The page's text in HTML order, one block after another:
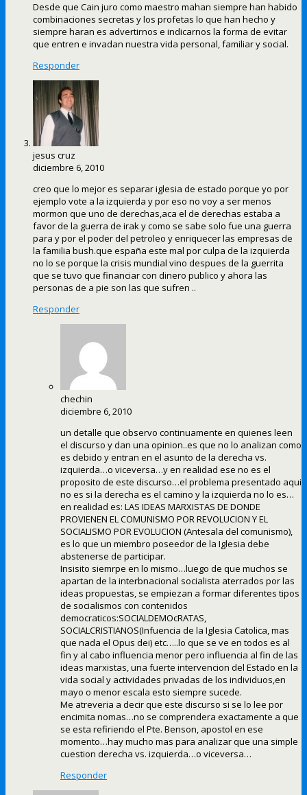
Desde que Cain juro como maestro mahan siempre han habido
combinaciones secretas y los profetas lo que han hecho y
siempre haran es advertirnos e indicarnos la forma de evitar
que entren e invadan nuestra vida personal, familiar y social.
Responder
jesus cruz
diciembre 6, 2010
creo que lo mejor es separar iglesia de estado porque yo por
ejemplo vote a la izquierda y por eso no voy a ser menos
mormon que uno de derechas,aca el de derechas estaba a
favor de la guerra de irak y como se sabe solo fue una guerra
para y por el poder del petroleo y enriquecer las empresas de
la familia bush.que españa este mal por culpa de la izquierda
no lo se porque la crisis mundial vino despues de la guerrita
que se tuvo que financiar con dinero publico y ahora las
personas de a pie son las que sufren ..
Responder
chechin
diciembre 6, 2010
un detalle que observo continuamente en quienes leen
el discurso y dan una opinion..es que no lo analizan como
es debido y entran en el asunto de la derecha vs.
izquierda…o viceversa…y en realidad ese no es el
proposito de este discurso…el problema presentado aqui
no es si la derecha es el camino y la izquierda no lo es…
en realidad es: LAS IDEAS MARXISTAS DE DONDE
PROVIENEN EL COMUNISMO POR REVOLUCION Y EL
SOCIALISMO POR EVOLUCION (Antesala del comunismo),
es lo que un miembro poseedor de la Iglesia debe
abstenerse de participar.
Insisito siemrpe en lo mismo…luego de que muchos se
apartan de la interbnacional socialista aterrados por las
ideas propuestas, se empiezan a formar diferentes tipos
de socialismos con contenidos
democraticos:SOCIALDEMOcRATAS,
SOCIALCRISTIANOS(Infuencia de la Iglesia Catolica, mas
que nada el Opus dei) etc…..lo que se ve en todos es al
fin y al cabo influencia menor pero influencia al fin de las
ideas marxistas, una fuerte intervencion del Estado en la
vida social y actividades privadas de los individuos,en
mayo o menor escala esto siempre sucede.
Me atreveria a decir que este discurso si se lo lee por
encimita nomas…no se comprendera exactamente a que
se esta refiriendo el Pte. Benson, apostol en ese
momento…hay mucho mas para analizar que una simple
cuestion derecha vs. izquierda…o viceversa…
Responder